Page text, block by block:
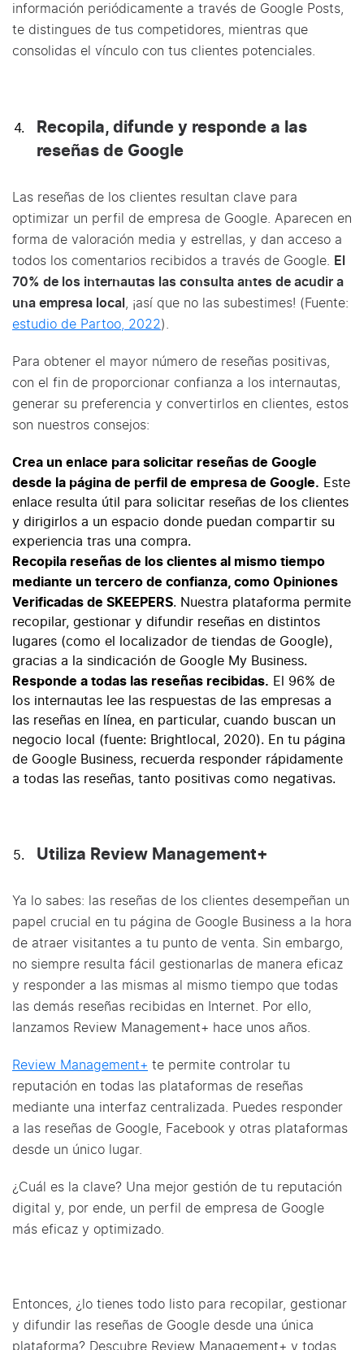
información periódicamente a través de Google Posts,
te distingues de tus competidores, mientras que
consolidas el vínculo con tus clientes potenciales.
Recopila, difunde y responde a las
reseñas de Google
Las reseñas de los clientes resultan clave para
optimizar un perfil de empresa de Google. Aparecen en
forma de valoración media y estrellas, y dan acceso a
todos los comentarios recibidos a través de Google.
El
70% de los internautas las consulta antes de acudir a
una empresa local
, ¡así que no las subestimes! (Fuente:
estudio de Partoo, 2022).
Para obtener el mayor número de reseñas positivas,
con el fin de proporcionar confianza a los internautas,
generar su preferencia y convertirlos en clientes, estos
son nuestros consejos:
Crea un enlace para solicitar reseñas de Google
desde la página de perfil de empresa de Google. Este
enlace resulta útil para solicitar reseñas de los clientes
y dirigirlos a un espacio donde puedan compartir su
experiencia tras una compra.
Recopila reseñas de los clientes al mismo tiempo
mediante un tercero de confianza, como Opiniones
Verificadas de SKEEPERS. Nuestra plataforma permite
recopilar, gestionar y difundir reseñas en distintos
lugares (como el localizador de tiendas de Google),
gracias a la sindicación de Google My Business.
Responde a todas las reseñas recibidas. El 96% de
los internautas lee las respuestas de las empresas a
las reseñas en línea, en particular, cuando buscan un
negocio local (fuente: Brightlocal
, 2020). En tu página
de Google Business, recuerda responder rápidamente
a todas las reseñas, tanto positivas como negativas.
Utiliza Review Management+
Ya lo sabes: las reseñas de los clientes desempeñan un
papel crucial en tu página de Google Business a la hora
de atraer visitantes a tu punto de venta. Sin embargo,
no siempre resulta fácil gestionarlas de manera eficaz
y responder a las mismas al mismo tiempo que todas
las demás reseñas recibidas en Internet. Por ello,
lanzamos Review Management+ hace unos años.
Review Management+ te permite controlar tu
reputación en todas las plataformas de reseñas
mediante una interfaz centralizada. Puedes responder
a las reseñas de Google, Facebook y otras plataformas
desde un único lugar.
¿Cuál es la clave? Una mejor gestión de tu reputación
digital y, por ende, un perfil de empresa de Google
más eficaz y optimizado.
Entonces, ¿lo tienes todo listo para recopilar, gestionar
y difundir las reseñas de Google desde una única
plataforma? Descubre Review Management+ y todas